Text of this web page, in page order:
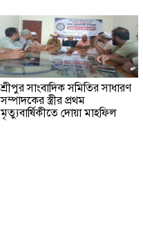
শ্রীপুর সাংবাদিক সমিতির সাধারণ
সম্পাদকের স্ত্রীর প্রথম
মৃত্যুবার্ষিকীতে দোয়া মাহফিল